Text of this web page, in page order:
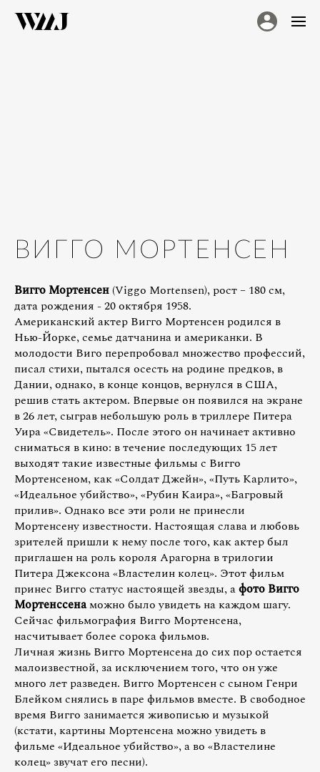
ВИГГО МОРТЕНСЕН
Вигго Мортенсен(Viggo Mortensen), рост – 180 см,
дата рождения - 20 октября 1958.
Американский актер Вигго Мортенсен родился в
Нью-Йорке, семье датчанина и американки. В
молодости Виго перепробовал множество профессий,
писал стихи, пытался осесть на родине предков, в
Дании, однако, в конце концов, вернулся в США,
решив стать актером. Впервые он появился на экране
в 26 лет, сыграв небольшую роль в триллере Питера
Уира «Свидетель». После этого он начинает активно
сниматься в кино: в течение последующих 15 лет
выходят такие известные фильмы с Вигго
Мортенсеном, как «Солдат Джейн», «Путь Карлито»,
«Идеальное убийство», «Рубин Каира», «Багровый
прилив». Однако все эти роли не принесли
Мортенсену известности. Настоящая слава и любовь
зрителей пришли к нему после того, как актер был
приглашен на роль короля Арагорна в трилогии
Питера Джексона «Властелин колец». Этот фильм
принес Вигго статус настоящей звезды, афото Вигго
Мортенссенаможно было увидеть на каждом шагу.
Сейчас фильмография Вигго Мортенсена,
насчитывает более сорока фильмов.
Личная жизнь Вигго Мортенсена до сих пор остается
малоизвестной, за исключением того, что он уже
много лет разведен. Вигго Мортенсен с сыном Генри
Блейком снялись в паре фильмов вместе. В свободное
время Вигго занимается живописью и музыкой
(кстати, картины Мортенсена можно увидеть в
фильме «Идеальное убийство», а во «Властелине
колец» звучат его песни).